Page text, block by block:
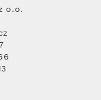
o.o.